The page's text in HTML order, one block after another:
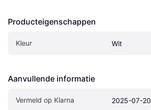
Producteigenschappen
Kleur Wit
Aanvullende informatie
Vermeld op Klarna 2025-07-20